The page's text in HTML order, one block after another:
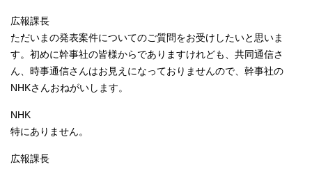
広報課長
ただいまの発表案件についてのご質問をお受けしたいと思いま
す。初めに幹事社の皆様からでありますけれども、共同通信さ
ん、時事通信さんはお見えになっておりませんので、幹事社の
NHKさんおねがいします。
NHK
特にありません。
広報課長